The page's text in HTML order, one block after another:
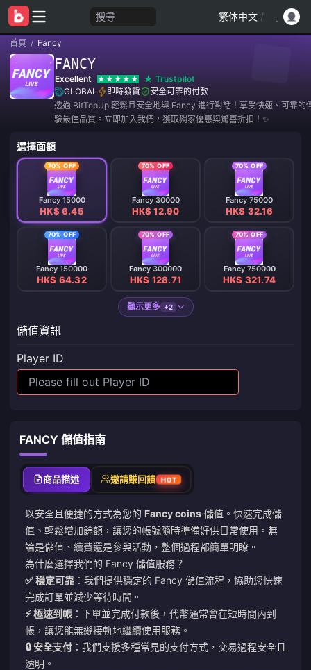
搜尋 繁体中文 /
首頁 / Fancy
FANCY
Excellent
Trustpilot
GLOBAL
即時發貨
安全可靠的付款
透過 BitTopUp 輕鬆且安全地與 Fancy 進行對話！享受快速、可靠的
驗最佳品質。立即加入我們，獲取獨家優惠與驚喜折扣！✨
選擇面額
70% OFF
Fancy 15000
HK$ 6.45
70% OFF
Fancy 30000
HK$ 12.90
70% OFF
Fancy 75000
HK$ 32.16
70% OFF
Fancy 150000
HK$ 64.32
70% OFF
Fancy 300000
HK$ 128.71
70% OFF
Fancy 750000
HK$ 321.74
顯示更多 +2
儲值資訊
Player ID
FANCY 儲值指南
商品描述 邀請賺回饋 HOT
以安全且便捷的方式為您的 Fancy coins 儲值。快速完成儲
值、輕鬆增加餘額，讓您的帳號隨時準備好供日常使用。無
論是儲值、續費還是參與活動，整個過程都簡單明瞭。
為什麼選擇我們的 Fancy 儲值服務？
✅ 穩定可靠 ：我們提供穩定的 Fancy 儲值流程，協助您快速
完成訂單並減少等待時間。
⚡ 極速到帳 ：下單並完成付款後，代幣通常會在短時間內到
帳，讓您能無縫接軌地繼續使用服務。
🔒 安全支付 ：我們支援多種常見的支付方式，交易過程安全且
透明。